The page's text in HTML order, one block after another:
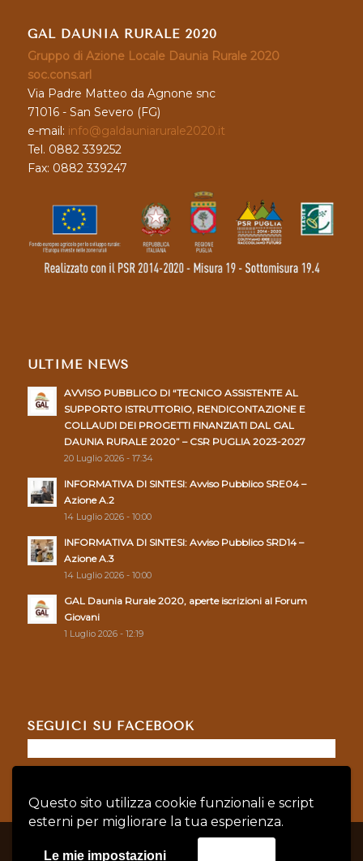
Questo sito utilizza cookie funzionali e script
esterni per migliorare la tua esperienza.
Le mie impostazioni
GAL DAUNIA RURALE 2020
Gruppo di Azione Locale Daunia Rurale 2020
soc.cons.arl
Via Padre Matteo da Agnone snc
71016 - San Severo (FG)
e-mail: info@galdauniarurale2020.it
Tel. 0882 339252
Fax: 0882 339247
ULTIME NEWS
AVVISO PUBBLICO DI “TECNICO ASSISTENTE AL
SUPPORTO ISTRUTTORIO, RENDICONTAZIONE E
COLLAUDI DEI PROGETTI FINANZIATI DAL GAL
DAUNIA RURALE 2020” – CSR PUGLIA 2023-2027
20 Luglio 2026 - 17:34
INFORMATIVA DI SINTESI: Avviso Pubblico SRE04 –
Azione A.2
14 Luglio 2026 - 10:00
INFORMATIVA DI SINTESI: Avviso Pubblico SRD14 –
Azione A.3
14 Luglio 2026 - 10:00
GAL Daunia Rurale 2020, aperte iscrizioni al Forum
Giovani
1 Luglio 2026 - 12:19
SEGUICI SU FACEBOOK
© Copyright - GAL DAUNIA RURALE 2020 - P.IVA: 04128760719 |